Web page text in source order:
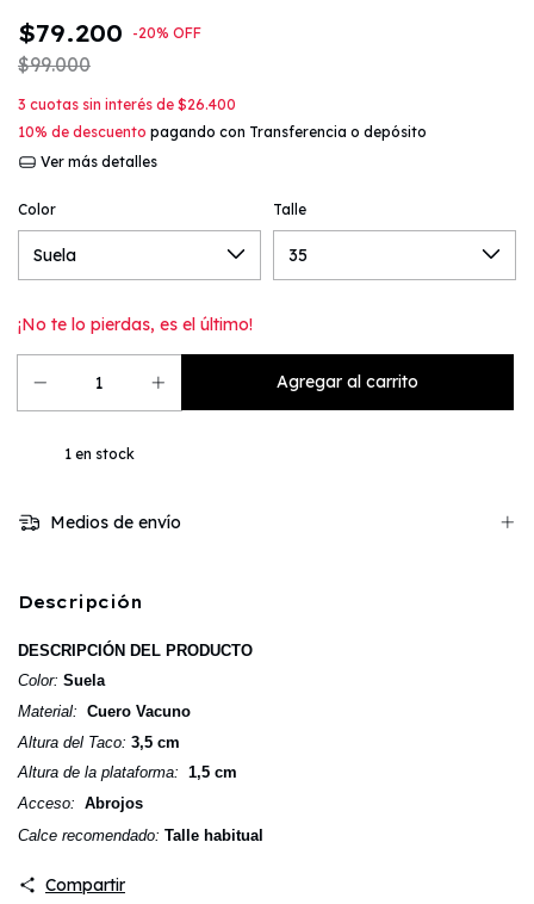
$79.200 -20% OFF
$99.000
3 cuotas sin interés de $26.400
10% de descuento pagando con Transferencia o depósito
Ver más detalles
Color Talle
¡No te lo pierdas, es el último!
1 en stock
Medios de envío
Descripción
DESCRIPCIÓN DEL PRODUCTO
Color: Suela
Material: Cuero Vacuno
Altura del Taco: 3,5 cm
Altura de la plataforma: 1,5 cm
Acceso: Abrojos
Calce recomendado: Talle habitual
Compartir